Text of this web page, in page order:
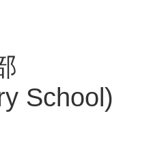
School)